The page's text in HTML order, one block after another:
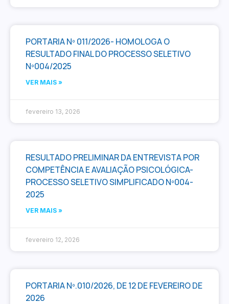
PORTARIA Nº 011/2026- HOMOLOGA O
RESULTADO FINAL DO PROCESSO SELETIVO
Nº004/2025
VER MAIS »
fevereiro 13, 2026
RESULTADO PRELIMINAR DA ENTREVISTA POR
COMPETÊNCIA E AVALIAÇÃO PSICOLÓGICA-
PROCESSO SELETIVO SIMPLIFICADO Nº004-
2025
VER MAIS »
fevereiro 12, 2026
PORTARIA Nº.010/2026, DE 12 DE FEVEREIRO DE
2026